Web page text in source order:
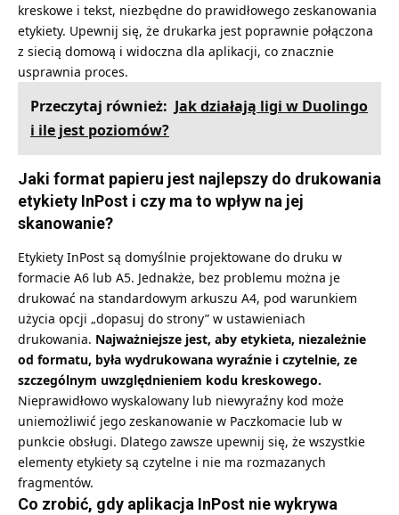
kreskowe i tekst, niezbędne do prawidłowego zeskanowania
etykiety. Upewnij się, że drukarka jest poprawnie połączona
z siecią domową i widoczna dla aplikacji, co znacznie
usprawnia proces.
Przeczytaj również: Jak działają ligi w Duolingo
i ile jest poziomów?
Jaki format papieru jest najlepszy do drukowania
etykiety InPost i czy ma to wpływ na jej
skanowanie?
Etykiety InPost są domyślnie projektowane do druku w
formacie A6 lub A5. Jednakże, bez problemu można je
drukować na standardowym arkuszu A4, pod warunkiem
użycia opcji „dopasuj do strony” w ustawieniach
drukowania. Najważniejsze jest, aby etykieta, niezależnie
od formatu, była wydrukowana wyraźnie i czytelnie, ze
szczególnym uwzględnieniem kodu kreskowego.
Nieprawidłowo wyskalowany lub niewyraźny kod może
uniemożliwić jego zeskanowanie w Paczkomacie lub w
punkcie obsługi. Dlatego zawsze upewnij się, że wszystkie
elementy etykiety są czytelne i nie ma rozmazanych
fragmentów.
Co zrobić, gdy aplikacja InPost nie wykrywa